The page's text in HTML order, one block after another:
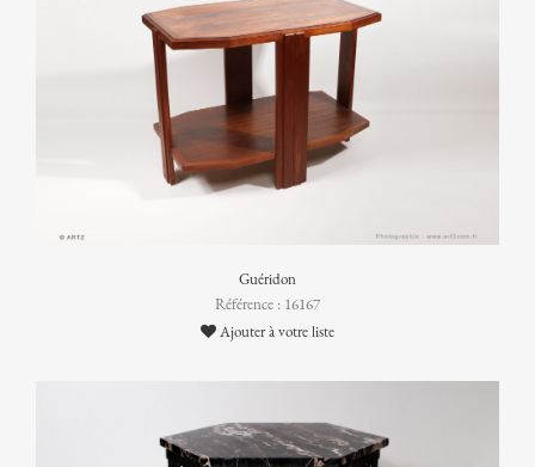
Guéridon
Référence : 16167
Ajouter à votre liste